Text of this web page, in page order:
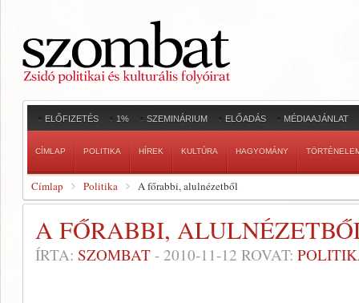
ELŐFIZETÉS 1% SZEMINÁRIUM ELŐADÁS MÉDIAAJÁNLAT
CÍMLAP POLITIKA HÍREK KULTÚRA HAGYOMÁNY
Címlap Politika A főrabbi, alulnézetből
A FŐRABBI,
ÍRTA: SZOMBAT - 2010-11-12 ROVAT: